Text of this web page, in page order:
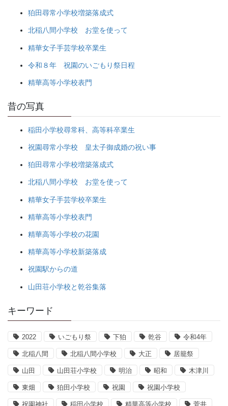
狛田尋常小学校増築落成式
北稲八間小学校 お堂を使って
精華女子手芸学校卒業生
令和８年 祝園のいごもり祭日程
精華高等小学校表門
昔の写真
稲田小学校尋常科、高等科卒業生
祝園尋常小学校 皇太子御成婚の祝い事
狛田尋常小学校増築落成式
北稲八間小学校 お堂を使って
精華女子手芸学校卒業生
精華高等小学校表門
精華高等小学校の花園
精華高等小学校新築落成
祝園駅からの道
山田荘小学校と乾谷集落
キーワード
2022 いごもり祭 下狛 乾谷 令和4年
北稲八間 北稲八間小学校 大正 居籠祭
山田 山田荘小学校 明治 昭和 木津川
東畑 狛田小学校 祝園 祝園小学校
祝園神社 稲田小学校 精華高等小学校 菅井